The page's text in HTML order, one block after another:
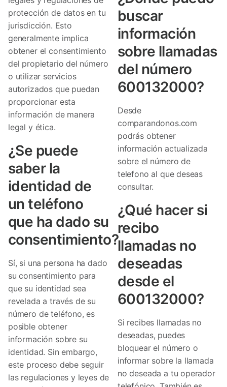
protección de datos en tu
jurisdicción. Esto
generalmente implica
obtener el consentimiento
del propietario del número
o utilizar servicios
autorizados que puedan
proporcionar esta
información de manera
legal y ética.
¿Se puede
saber la
identidad de
un teléfono
que ha dado su
consentimiento?
Sí, si una persona ha dado
su consentimiento para
que su identidad sea
revelada a través de su
número de teléfono, es
posible obtener
información sobre su
identidad. Sin embargo,
este proceso debe seguir
las regulaciones y leyes de
buscar
información
sobre llamadas
del número
600132000?
Desde
comparandonos.com
podrás obtener
información actualizada
sobre el número de
telefono al que deseas
consultar.
¿Qué hacer si
recibo
llamadas no
deseadas
desde el
600132000?
Si recibes llamadas no
deseadas, puedes
bloquear el número o
informar sobre la llamada
no deseada a tu operador